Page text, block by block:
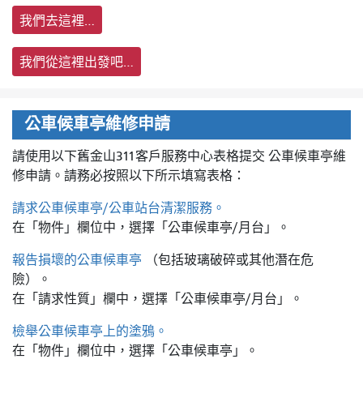
我們去這裡…
我們從這裡出發吧…
公車候車亭維修申請
請使用以下舊金山311客戶服務中心表格提交 公車候車亭維
修申請。請務必按照以下所示填寫表格：
請求公車候車亭/公車站台清潔服務。
在「物件」欄位中，選擇「公車候車亭/月台」。
報告損壞的公車候車亭 （包括玻璃破碎或其他潛在危
險）。
在「請求性質」欄中，選擇「公車候車亭/月台」。
檢舉公車候車亭上的塗鴉。
在「物件」欄位中，選擇「公車候車亭」。